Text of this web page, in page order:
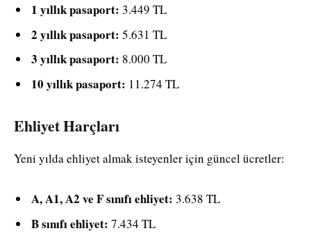
1 yıllık pasaport: 3.449 TL
2 yıllık pasaport: 5.631 TL
3 yıllık pasaport: 8.000 TL
10 yıllık pasaport: 11.274 TL
Ehliyet Harçları
Yeni yılda ehliyet almak isteyenler için güncel ücretler:
A, A1, A2 ve F sınıfı ehliyet: 3.638 TL
B sınıfı ehliyet: 7.434 TL